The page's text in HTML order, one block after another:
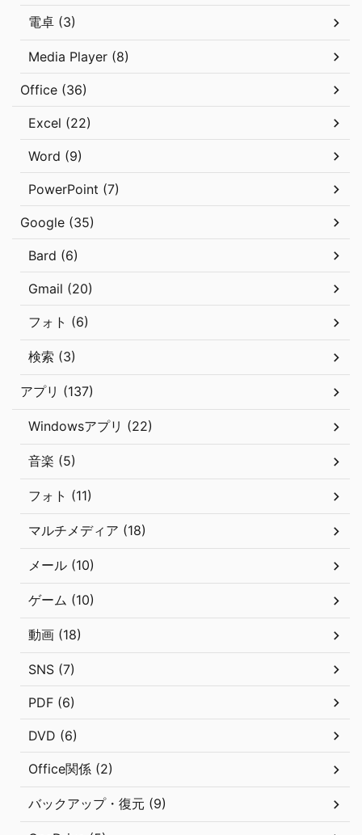
電卓 (3)
Media Player (8)
Office (36)
Excel (22)
Word (9)
PowerPoint (7)
Google (35)
Bard (6)
Gmail (20)
フォト (6)
検索 (3)
アプリ (137)
Windowsアプリ (22)
音楽 (5)
フォト (11)
マルチメディア (18)
メール (10)
ゲーム (10)
動画 (18)
SNS (7)
PDF (6)
DVD (6)
Office関係 (2)
バックアップ・復元 (9)